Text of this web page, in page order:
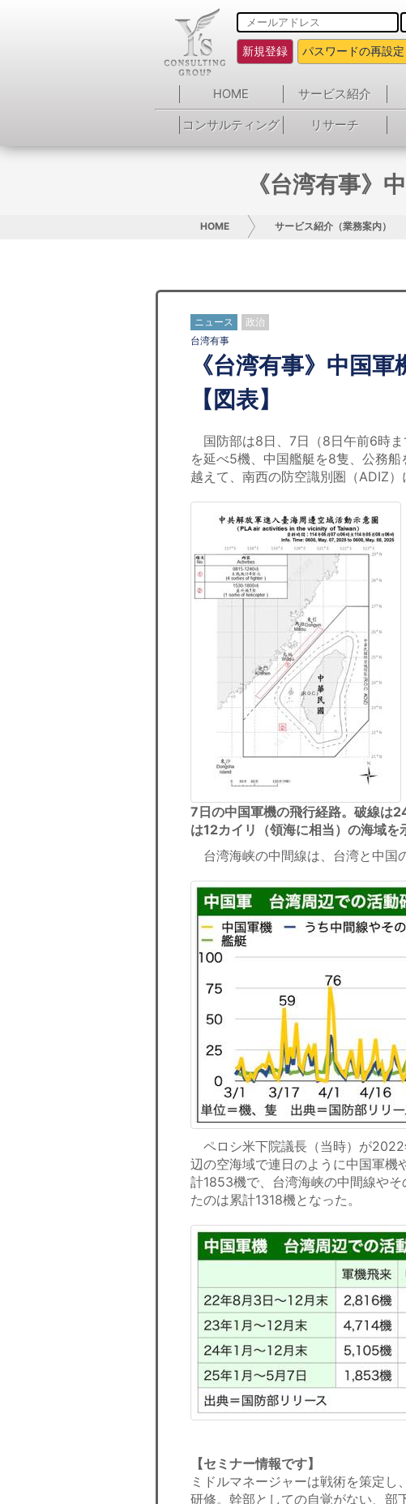
新規登録 パスワードの再設定
HOME サービス紹介
コンサルティング
リサーチ
《台湾有事》
HOME サービス紹介（業務案内）
ニュース 政治
台湾有事
《台湾有事》中国
【図表】
国防部は8日、7日（8日午前6時
を延べ5機、中国艦艇を8隻、公務
越えて、南西の防空識別圏（ADIZ）
7日の中国軍機の飛行経路。破線は
は12カイリ（領海に相当）の海域を
台湾海峡の中間線は、台湾と中国
ペロシ米下院議長（当時）が
辺の空海域で連日のように中国軍機
計1853機で、台湾海峡の中間線や
たのは累計1318機となった。
【セミナー情報です】
ミドルマネージャーは戦術を策定
研修。幹部としての自覚がない、部